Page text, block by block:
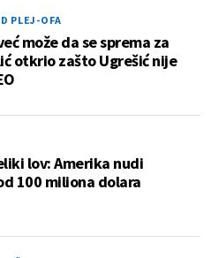
PLEJ-OFA
može da se sprema za
otkrio zašto Ugrešić nije
lov: Amerika nudi
100 miliona dolara